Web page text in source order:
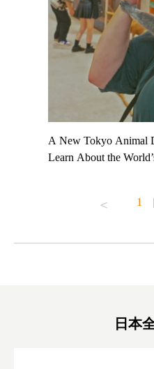
#kyoto
A New Tokyo Animal
Learn About the
#japantrip #카피바라
京親子景點 #日本動
1 |
日本